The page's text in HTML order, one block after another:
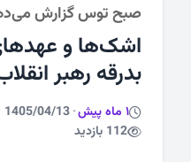
ورزشی
صبح توس گزارش
اشک‌ها و
بدرقه رهبر
1 ماه پیش ·
1405/04/13
112 بازدید